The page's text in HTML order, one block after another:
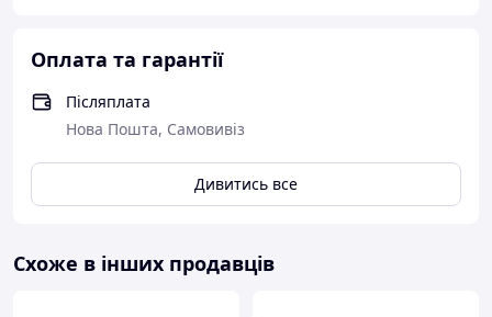
Оплата та гарантії
Післяплата
Нова Пошта, Самовивіз
Дивитись все
Схоже в інших продавців